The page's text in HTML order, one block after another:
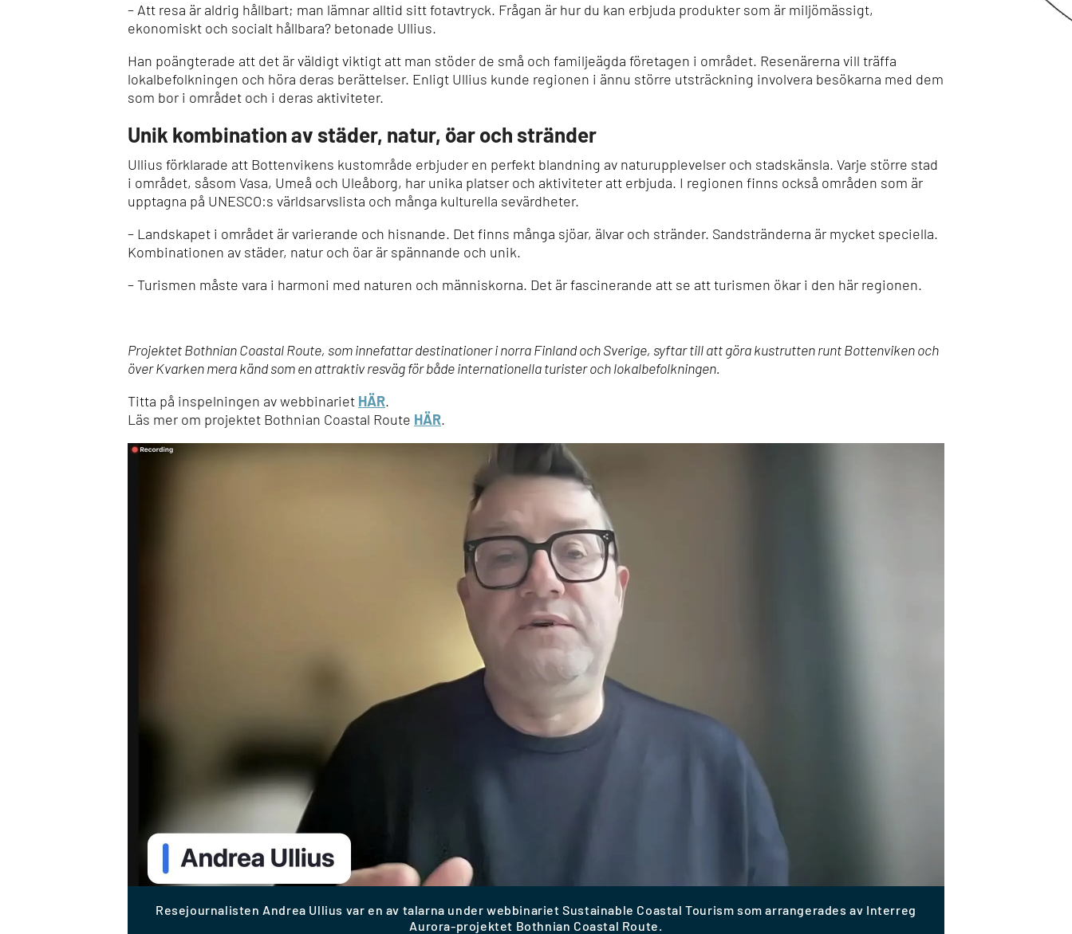
– Att resa är aldrig hållbart; man lämnar alltid sitt fotavtryck. Frågan är hur du kan erbjuda produkter som är miljömässigt,
ekonomiskt och socialt hållbara? betonade Ullius.
Han poängterade att det är väldigt viktigt att man stöder de små och familjeägda företagen i området. Resenärerna vill träffa
lokalbefolkningen och höra deras berättelser. Enligt Ullius kunde regionen i ännu större utsträckning involvera besökarna med dem
som bor i området och i deras aktiviteter.
Unik kombination av städer, natur, öar och stränder
Ullius förklarade att Bottenvikens kustområde erbjuder en perfekt blandning av naturupplevelser och stadskänsla. Varje större stad
i området, såsom Vasa, Umeå och Uleåborg, har unika platser och aktiviteter att erbjuda. I regionen finns också områden som är
upptagna på UNESCO:s världsarvslista och många kulturella sevärdheter.
– Landskapet i området är varierande och hisnande. Det finns många sjöar, älvar och stränder. Sandstränderna är mycket speciella.
Kombinationen av städer, natur och öar är spännande och unik.
– Turismen måste vara i harmoni med naturen och människorna. Det är fascinerande att se att turismen ökar i den här regionen.
Projektet Bothnian Coastal Route, som innefattar destinationer i norra Finland och Sverige, syftar till att göra kustrutten runt Bottenviken och
över Kvarken mera känd som en attraktiv resväg för både internationella turister och lokalbefolkningen.
Titta på inspelningen av webbinariet HÄR.
Läs mer om projektet Bothnian Coastal Route HÄR.
Resejournalisten Andrea Ullius var en av talarna under webbinariet Sustainable Coastal Tourism som arrangerades av Interreg
Aurora-projektet Bothnian Coastal Route.